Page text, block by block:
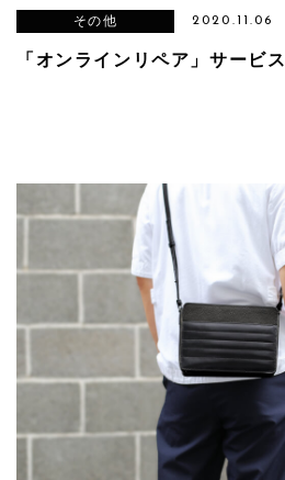
その他 2020.11.06
「オンラインリペア」サービス